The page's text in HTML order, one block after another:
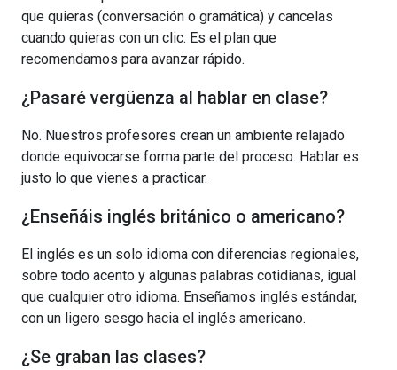
que quieras (conversación o gramática) y cancelas
cuando quieras con un clic. Es el plan que
recomendamos para avanzar rápido.
¿Pasaré vergüenza al hablar en clase?
No. Nuestros profesores crean un ambiente relajado
donde equivocarse forma parte del proceso. Hablar es
justo lo que vienes a practicar.
¿Enseñáis inglés británico o americano?
El inglés es un solo idioma con diferencias regionales,
sobre todo acento y algunas palabras cotidianas, igual
que cualquier otro idioma. Enseñamos inglés estándar,
con un ligero sesgo hacia el inglés americano.
¿Se graban las clases?